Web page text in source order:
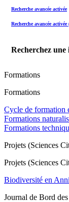
Recherche avancée activée
Recherche avancée
Recherchez
Formations
Formations
Cycle de formation
Formations
Formations
Projets (Sciences
Projets (Sciences
Biodiversité en
Journal de Bord